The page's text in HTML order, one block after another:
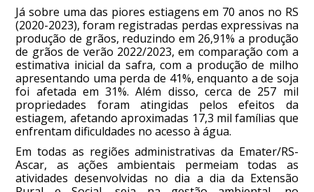
Já sobre uma das piores estiagens em 70 anos no RS
(2020-2023), foram registradas perdas expressivas na
produção de grãos, reduzindo em 26,91% a produção
de grãos de verão 2022/2023, em comparação com a
estimativa inicial da safra, com a produção de milho
apresentando uma perda de 41%, enquanto a de soja
foi afetada em 31%. Além disso, cerca de 257 mil
propriedades foram atingidas pelos efeitos da
estiagem, afetando aproximadas 17,3 mil famílias que
enfrentam dificuldades no acesso à água.
Em todas as regiões administrativas da Emater/RS-
Ascar, as ações ambientais permeiam todas as
atividades desenvolvidas no dia a dia da Extensão